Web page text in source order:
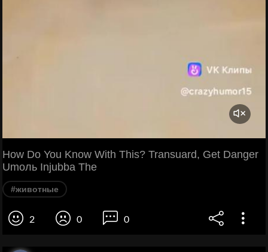
How Do You Know With This? Transuard, Get Danger
Umоль Injubba The
#животные
2 0 0